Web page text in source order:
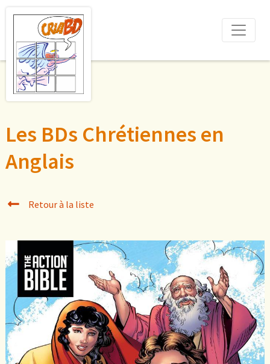
Les BDs Chrétiennes en
Anglais
Retour à la liste